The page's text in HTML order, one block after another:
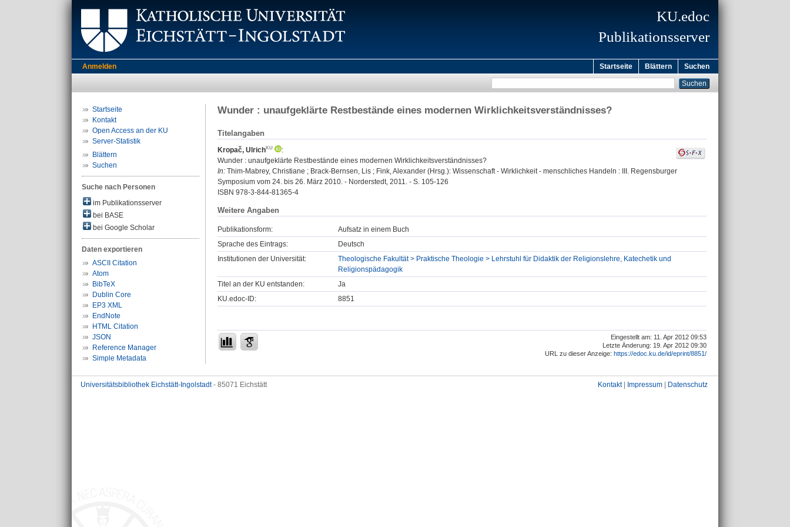
KU.edoc
Publikationsserver
Anmelden Startseite Blättern Suchen
Startseite
Kontakt
Open Access an der KU
Server-Statistik
Blättern
Suchen
Suche nach Personen
im Publikationsserver
bei BASE
bei Google Scholar
Daten exportieren
ASCII Citation
Atom
BibTeX
Dublin Core
EP3 XML
EndNote
HTML Citation
JSON
Reference Manager
Simple Metadata
Wunder : unaufgeklärte Restbestände eines modernen Wirklichkeitsverständnisses?
Titelangaben
Kropač, Ulrich
:
Wunder : unaufgeklärte Restbestände eines modernen Wirklichkeitsverständnisses?
In: Thim-Mabrey, Christiane ; Brack-Bernsen, Lis ; Fink, Alexander (Hrsg.): Wissenschaft - Wirklichkeit - menschliches Handeln : III. Regensburger
Symposium vom 24. bis 26. März 2010. - Norderstedt, 2011. - S. 105-126
ISBN 978-3-844-81365-4
Weitere Angaben
Publikationsform:
Aufsatz in einem Buch
Sprache des Eintrags:
Deutsch
Institutionen der Universität:
Theologische Fakultät > Praktische Theologie > Lehrstuhl für Didaktik der Religionslehre, Katechetik und
Religionspädagogik
Titel an der KU entstanden:
Ja
KU.edoc-ID:
8851
Eingestellt am: 11. Apr 2012 09:53
Letzte Änderung: 19. Apr 2012 09:30
URL zu dieser Anzeige: https://edoc.ku.de/id/eprint/8851/
Universitätsbibliothek Eichstätt-Ingolstadt- 85071 Eichstätt Kontakt| Impressum Datenschutz